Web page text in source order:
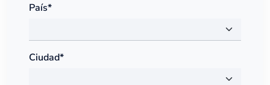
País*
Ciudad*